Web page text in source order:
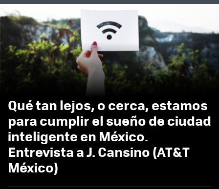
Qué tan lejos, o cerca, estamos
para cumplir el sueño de ciudad
inteligente en México.
Entrevista a J. Cansino (AT&T
México)